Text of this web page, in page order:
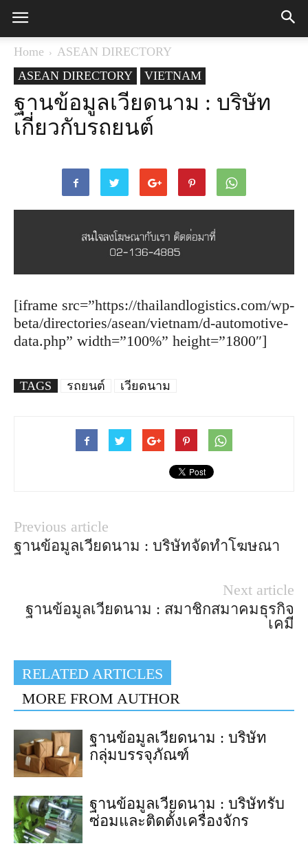
Home
ASEAN DIRECTORY
ASEAN DIRECTORY
VIETNAM
ฐานข้อมูลเวียดนาม : บริษัท
เกี่ยวกับรถยนต์
[iframe src=”https://thailandlogistics.com/wp-
beta/directories/asean/vietnam/d-automotive-
data.php” width=”100%” height=”1800″]
TAGS รถยนต์ เวียดนาม
Previous article
ฐานข้อมูลเวียดนาม : บริษัทจัดทำโฆษณา
Next article
ฐานข้อมูลเวียดนาม : สมาชิกสมาคมธุรกิจ
เคมี
RELATED ARTICLES
MORE FROM AUTHOR
ฐานข้อมูลเวียดนาม : บริษัท
กลุ่มบรรจุภัณฑ์
ฐานข้อมูลเวียดนาม : บริษัทรับ
ซ่อมและติดตั้งเครื่องจักร